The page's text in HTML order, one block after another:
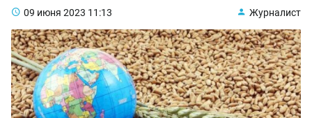
09 июня 2023 11:13 Журналист